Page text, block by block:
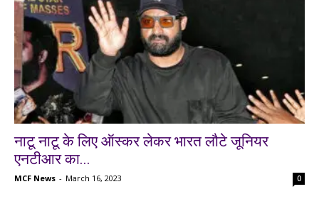
नाटू नाटू के लिए ऑस्कर लेकर भारत लौटे जूनियर
एनटीआर का...
MCF News - March 16, 2023 0